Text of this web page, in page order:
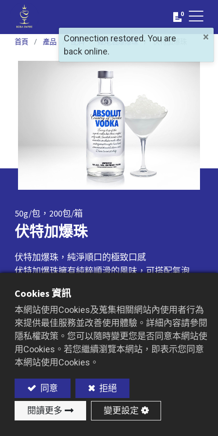
0
首頁 產品 配料 雞尾酒爆爆珠 伏特加爆珠
伏特加爆珠
50g/包，200包/箱
伏特加爆珠，純淨順口的極致口感
伏特加爆珠擁有純粹順滑的風味，可搭配氣泡
鬆為調酒與創意飲品增添更多變化，帶來極致的
感官享受。
加入詢價車
Cookies 資訊
本網站使用Cookies及蒐集相關網站內使用者行為
來提供最佳服務並改善使用體驗。詳細內容請參閱
隱私權政策。您可以隨時變更您是否同意本網站使
用Cookies。若您繼續瀏覽本網站，即表示您同意
本網站使用Cookies。
同意
拒絕
閱讀更多
變更設定
×
Connection restored. You are
back online.